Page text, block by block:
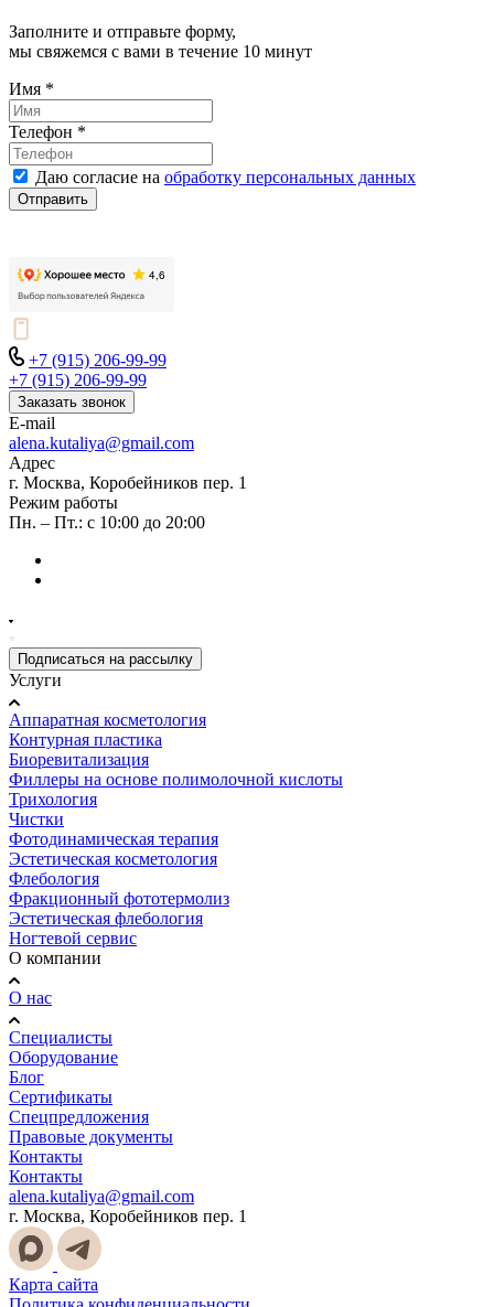
Заполните и отправьте форму,
мы свяжемся с вами в течение 10 минут
Имя *
Телефон *
Даю согласие на обработку персональных данных
Отправить
+7 (915) 206-99-99
+7 (915) 206-99-99
Заказать звонок
E-mail
alena.kutaliya@gmail.com
Адрес
г. Москва, Коробейников пер. 1
Режим работы
Пн. – Пт.: с 10:00 до 20:00
Подписаться на рассылку
Услуги
Аппаратная косметология
Контурная пластика
Биоревитализация
Филлеры на основе полимолочной кислоты
Трихология
Чистки
Фотодинамическая терапия
Эстетическая косметология
Флебология
Фракционный фототермолиз
Эстетическая флебология
Ногтевой сервис
О компании
О нас
Специалисты
Оборудование
Блог
Сертификаты
Спецпредложения
Правовые документы
Контакты
Контакты
alena.kutaliya@gmail.com
г. Москва, Коробейников пер. 1
Карта сайта